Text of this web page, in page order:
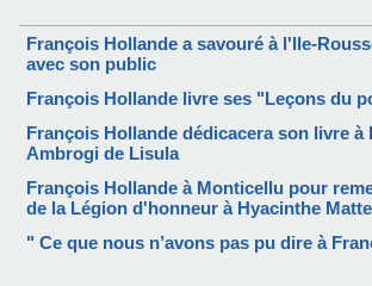
François Hollande a savouré à l'Ile-
avec son public
François Hollande livre ses "Leçons du
François Hollande dédicacera son livre à
Ambrogi de Lisula
François Hollande à Monticellu pour
de la Légion d'honneur à Hyacinthe
" Ce que nous n’avons pas pu dire à